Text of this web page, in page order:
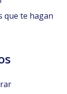
que te hagan